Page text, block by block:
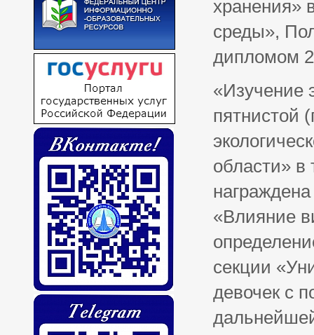
хранения»
среды»,
дипломом 2
«Изучение
пятнистой
области»
«Влияние
секции
девочек с